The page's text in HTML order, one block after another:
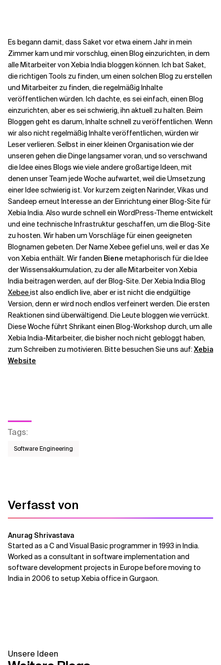
Verwandte Themen
Es begann damit, dass Saket vor etwa einem Jahr in mein
Zimmer kam und mir vorschlug, einen Blog einzurichten, in dem
alle Mitarbeiter von Xebia India bloggen können. Ich bat Saket,
die richtigen Tools zu finden, um einen solchen Blog zu erstellen
und Mitarbeiter zu finden, die regelmäßig Inhalte
veröffentlichen würden. Ich dachte, es sei einfach, einen Blog
einzurichten, aber es sei schwierig, ihn aktuell zu halten. Beim
Bloggen geht es darum, Inhalte schnell zu veröffentlichen. Wenn
wir also nicht regelmäßig Inhalte veröffentlichen, würden wir
Leser verlieren. Selbst in einer kleinen Organisation wie der
unseren gehen die Dinge langsamer voran, und so verschwand
die Idee eines Blogs wie viele andere großartige Ideen, mit
denen unser Team jede Woche aufwartet, weil die Umsetzung
einer Idee schwierig ist. Vor kurzem zeigten Narinder, Vikas und
Sandeep erneut Interesse an der Einrichtung einer Blog-Site für
Xebia India. Also wurde schnell ein WordPress-Theme entwickelt
und eine technische Infrastruktur geschaffen, um die Blog-Site
zu hosten.Wir haben um Vorschläge für einen geeigneten
Blognamen gebeten. Der Name Xebee gefiel uns, weil er das Xe
von Xebia enthält. Wir fanden Biene metaphorisch für die Idee
der Wissensakkumulation, zu der alle Mitarbeiter von Xebia
India beitragen werden, auf der Blog-Site. Der Xebia India Blog
Xebeeist also endlich live, aber er ist nicht die endgültige
Version, denn er wird noch endlos verfeinert werden. Die ersten
Reaktionen sind überwältigend. Die Leute bloggen wie verrückt.
Diese Woche führt Shrikant einen Blog-Workshop durch, um alle
Xebia India-Mitarbeiter, die bisher noch nicht gebloggt haben,
zum Schreiben zu motivieren. Bitte besuchen Sie uns auf:Xebia
Website
Tags:
Software Engineering
Verfasst von
Anurag Shrivastava
Started as a C and Visual Basic programmer in 1993 in India.
Worked as a consultant in software implementation and
software development projects in Europe before moving to
India in 2006 to setup Xebia office in Gurgaon.
Unsere Ideen